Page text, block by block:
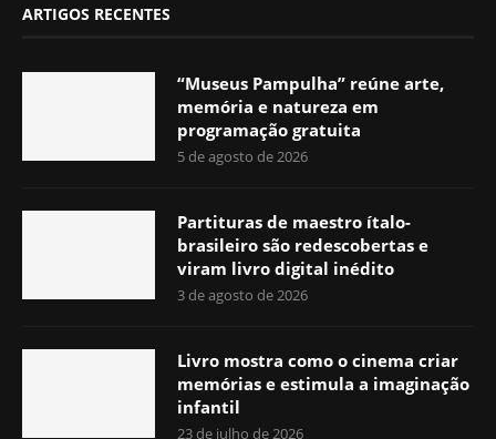
ARTIGOS RECENTES
“Museus Pampulha” reúne arte,
memória e natureza em
programação gratuita
5 de agosto de 2026
Partituras de maestro ítalo-
brasileiro são redescobertas e
viram livro digital inédito
3 de agosto de 2026
Livro mostra como o cinema criar
memórias e estimula a imaginação
infantil
23 de julho de 2026